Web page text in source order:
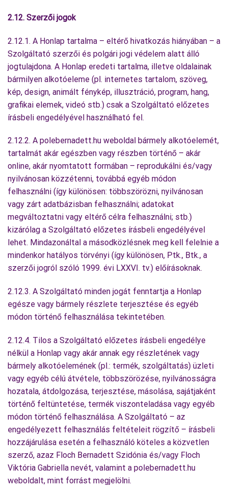
2.12. Szerzői jogok
2.12.1. A Honlap tartalma – eltérő hivatkozás hiányában – a
Szolgáltató szerzői és polgári jogi védelem alatt álló
jogtulajdona. A Honlap eredeti tartalma, illetve oldalainak
bármilyen alkotóeleme (pl. internetes tartalom, szöveg,
kép, design, animált fénykép, illusztráció, program, hang,
grafikai elemek, videó stb.) csak a Szolgáltató előzetes
írásbeli engedélyével használható fel.
2.12.2. A polebernadett.hu weboldal bármely alkotóelemét,
tartalmát akár egészben vagy részben történő – akár
online, akár nyomtatott formában – reprodukálni és/vagy
nyilvánosan közzétenni, továbbá egyéb módon
felhasználni (így különösen: többszörözni, nyilvánosan
vagy zárt adatbázisban felhasználni; adatokat
megváltoztatni vagy eltérő célra felhasználni; stb.)
kizárólag a Szolgáltató előzetes írásbeli engedélyével
lehet. Mindazonáltal a másodközlésnek meg kell felelnie a
mindenkor hatályos törvényi (így különösen, Ptk., Btk., a
szerzői jogról szóló 1999. évi LXXVI. tv.) előírásoknak.
2.12.3. A Szolgáltató minden jogát fenntartja a Honlap
egésze vagy bármely részlete terjesztése és egyéb
módon történő felhasználása tekintetében.
2.12.4. Tilos a Szolgáltató előzetes írásbeli engedélye
nélkül a Honlap vagy akár annak egy részletének vagy
bármely alkotóelemének (pl.: termék, szolgáltatás) üzleti
vagy egyéb célú átvétele, többszörözése, nyilvánosságra
hozatala, átdolgozása, terjesztése, másolása, sajátjaként
történő feltüntetése, termék viszonteladása vagy egyéb
módon történő felhasználása. A Szolgáltató – az
engedélyezett felhasználás feltételeit rögzítő – írásbeli
hozzájárulása esetén a felhasználó köteles a közvetlen
szerző, azaz Floch Bernadett Szidónia és/vagy Floch
Viktória Gabriella nevét, valamint a polebernadett.hu
weboldalt, mint forrást megjelölni.